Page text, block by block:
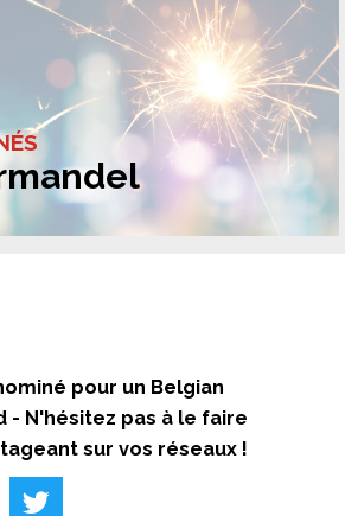
pour un Belgian
- N'hésitez pas à le faire
sur vos réseaux !